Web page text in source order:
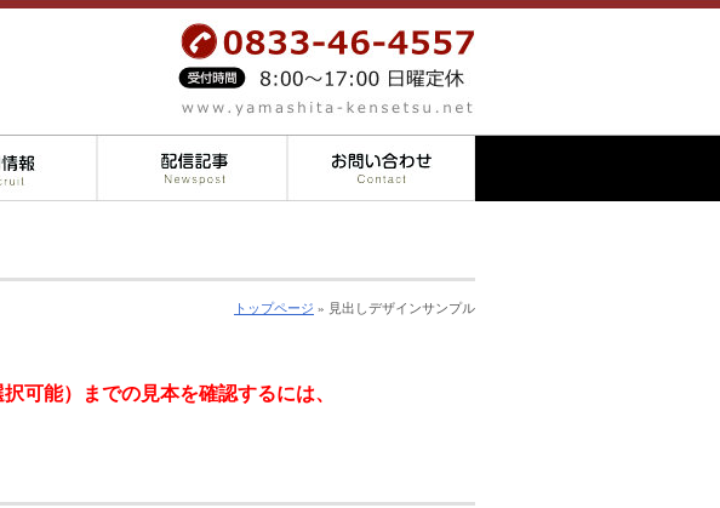
トップページ » 見出しデザインサンプル
可能）までの見本を確認するには、